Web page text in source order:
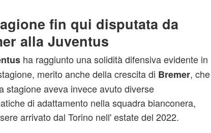
fin qui disputata da
alla Juventus
ha raggiunto una solidità difensiva evidente in
merito anche della crescita di Bremer, che
stagione aveva invece avuto diverse
di adattamento nella squadra bianconera,
arrivato dal Torino nell' estate del 2022.